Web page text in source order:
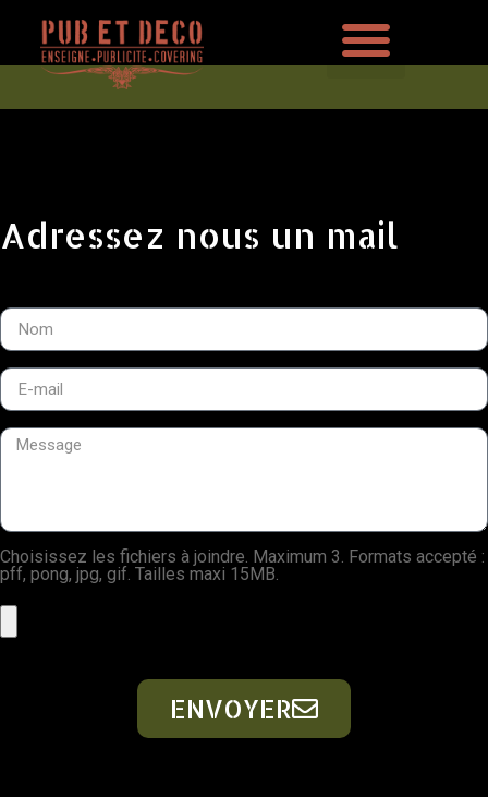
Adressez nous un mail
Choisissez les fichiers à joindre. Maximum 3. Formats accepté :
pff, pong, jpg, gif. Tailles maxi 15MB.
ENVOYER